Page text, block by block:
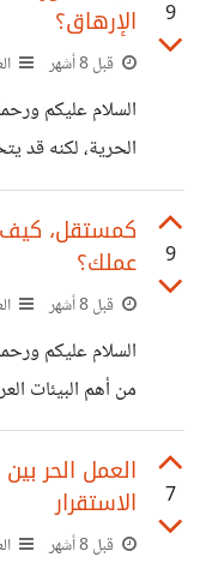
الإصلاح."
يعني بناء علاقة
واضحة لا على
9 الإرهاق؟
قبل 8 أشهر
السلام عليكم
الحرية، لكنه
إدارته. التطوّر
بوعي واستدامة.
تقدّمًا، اختر ما
واضح يقلل التشتت
كورس واحد مطبّق
لتحويل المعرفة
9
كمستقل،
عملك؟
قبل 8 أشهر
السلام عليكم
من أهم البيئات
في مكان واحد،
بشكل منظم
على مشاريع فقط،
المهنية.
7
العمل الحر
الاستقرار
قبل 8 أشهر